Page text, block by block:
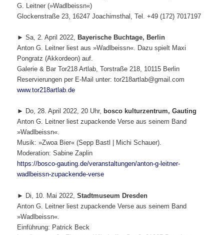
G. Leitner (»Wadlbeissn«)
Glockenstraße 23, 16247 Joachimsthal, Tel. +49 (172) 7017197
► Sa, 2. April 2022, Bayerische Buchtage, Berlin
Anton G. Leitner liest aus »Wadlbeissn«. Dazu spielt Maxi
Pongratz (Akkordeon) auf.
Galerie & Bar Tor218 Artlab, Torstraße 218, 10115 Berlin
Reservierungen per E-Mail unter: tor218artlab@gmail.com
www.tor218artlab.de
► Do, 28. April 2022, 20 Uhr, bosco kulturzentrum, Gauting
Anton G. Leitner liest zupackende Verse aus seinem Band
»Wadlbeissn«.
Musik: »Zwoa Bier« (Sepp Bastl | Michi Schauer).
Moderation: Sabine Zaplin
https://bosco-gauting.de/veranstaltungen/anton-g-leitner-
wadlbeissn-zupackende-verse
► Di, 10. Mai 2022,Stadtmuseum Dresden
Anton G. Leitner liest zupackende Verse aus seinem Band
»Wadlbeissn«.
Einführung: Patrick Beck